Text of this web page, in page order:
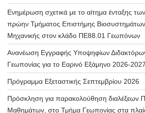
Ενημέρωση σχετικά με το αίτημα ένταξης
πρώην Τμήματος Επιστήμης Βιοσυστημάτων
Μηχανικής στον κλάδο ΠΕ88.01 Γεωπόνων
Ανανέωση Εγγραφής Υποψηφίων
Γεωπονίας για το Εαρινό Εξάμηνο 2026-
Πρόγραμμα Εξεταστικής Σεπτεμβρίου 2026
Πρόσκληση για παρακολούθηση διαλέξεων
Μαθημάτων, στο Τμήμα Γεωπονίας στα